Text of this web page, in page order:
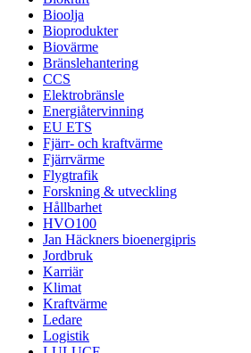
Bioolja
Bioprodukter
Biovärme
Bränslehantering
CCS
Elektrobränsle
Energiåtervinning
EU ETS
Fjärr- och kraftvärme
Fjärrvärme
Flygtrafik
Forskning & utveckling
Hållbarhet
HVO100
Jan Häckners bioenergipris
Jordbruk
Karriär
Klimat
Kraftvärme
Ledare
Logistik